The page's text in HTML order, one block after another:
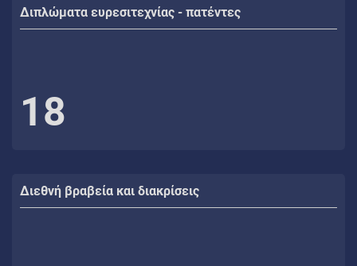
Διπλώματα ευρεσιτεχνίας - πατέντες
18
Διεθνή βραβεία και διακρίσεις